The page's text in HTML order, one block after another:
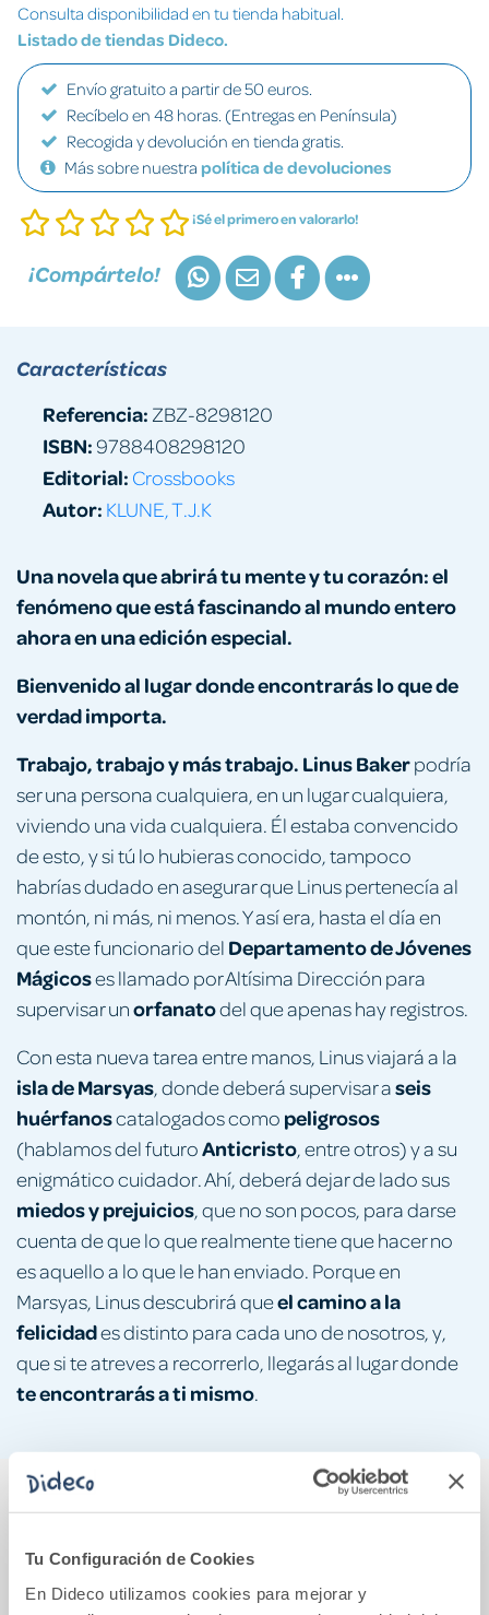
Tu Configuración de Cookies
En Dideco utilizamos cookies para mejorar y
Consulta disponibilidad en tu tienda habitual.
Listado de tiendas Dideco.
Envío gratuito a partir de 50 euros.
Recíbelo en 48 horas. (Entregas en Península)
Recogida y devolución en tienda gratis.
Más sobre nuestra política de devoluciones
¡Sé el primero en valorarlo!
¡Compártelo!
Una novela que abrirá tu mente y tu corazón: el
fenómeno que está fascinando al mundo entero
ahora en una edición especial.
Bienvenido al lugar donde encontrarás lo que de
verdad importa.
Trabajo, trabajo y más trabajo. Linus Bakerpodría
ser una persona cualquiera, en un lugar cualquiera,
viviendo una vida cualquiera. Él estaba convencido
de esto, y si tú lo hubieras conocido, tampoco
habrías dudado en asegurar que Linus pertenecía al
montón, ni más, ni menos. Y así era, hasta el día en
que este funcionario del Departamento de Jóvenes
Mágicoses llamado por Altísima Dirección para
supervisar unorfanatodel que apenas hay registros.
Con esta nueva tarea entre manos, Linus viajará a la
isla de Marsyas, donde deberá supervisar aseis
huérfanoscatalogados como peligrosos
(hablamos del futuroAnticristo, entre otros) y a su
enigmático cuidador. Ahí, deberá dejar de lado sus
miedos y prejuicios, que no son pocos, para darse
cuenta de que lo que realmente tiene que hacer no
es aquello a lo que le han enviado. Porque en
Marsyas, Linus descubrirá queel camino a la
felicidades distinto para cada uno de nosotros, y,
que si te atreves a recorrerlo, llegarás al lugar donde
te encontrarás a ti mismo.
Características
Referencia: ZBZ-8298120
ISBN:9788408298120
Editorial: Crossbooks
Autor: KLUNE, T.J.K
También podría gustarte...